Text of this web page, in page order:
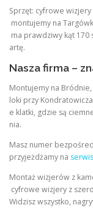
Sprzęt: cyfrowe wizjery
montujemy na
ma prawdziwy kąt
artę.
Nasza firma –
Montujemy na
loki przy
e klatki, gdzie są
nia.
Masz numer
przyjeżdżamy na serwis
Montaż wizjerów z
cyfrowe wizjery z
Widzisz wszystko,